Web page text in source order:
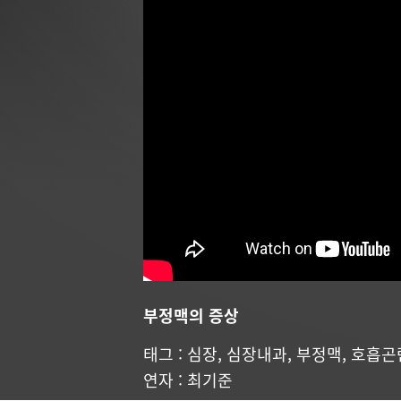
부정맥의 증상
태그 : 심장, 심장내과, 부정맥, 호흡곤
연자 : 최기준